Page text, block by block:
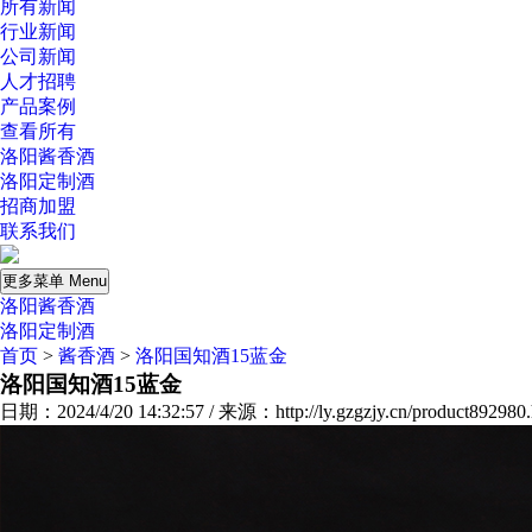
所有新闻
行业新闻
公司新闻
人才招聘
产品案例
查看所有
洛阳酱香酒
洛阳定制酒
招商加盟
联系我们
更多菜单 Menu
洛阳酱香酒
洛阳定制酒
首页 > 酱香酒 > 洛阳国知酒15蓝金
洛阳国知酒15蓝金
日期：2024/4/20 14:32:57 / 来源：http://ly.gzgzjy.cn/